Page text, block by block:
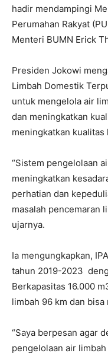
hadir mendampingi
Perumahan Rakyat
Menteri BUMN Erick
Presiden Jokowi
Limbah Domestik
untuk mengelola air
dan meningkatkan
meningkatkan kualitas
“Sistem pengelolaan
meningkatkan
perhatian dan
masalah pencemaran
ujarnya.
Ia mengungkapkan,
tahun 2019-2023
Berkapasitas 16.000
limbah 96 km dan
“Saya berpesan agar
pengelolaan air